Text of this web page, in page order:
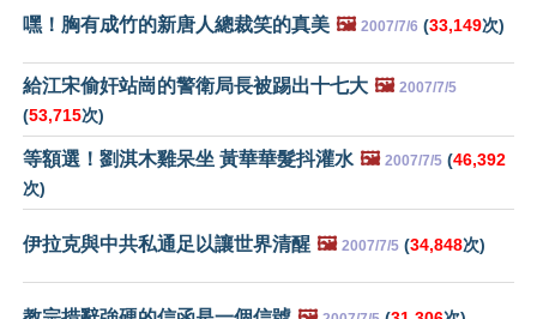
嘿！胸有成竹的新唐人總裁笑的真美 🖼️ 2007/7/6 (33,149次)
給江宋偷奸站崗的警衛局長被踢出十七大 🖼️ 2007/7/5
(53,715次)
等額選！劉淇木雞呆坐 黃華華髮抖灌水 🖼️ 2007/7/5 (46,392
次)
伊拉克與中共私通足以讓世界清醒 🖼️ 2007/7/5 (34,848次)